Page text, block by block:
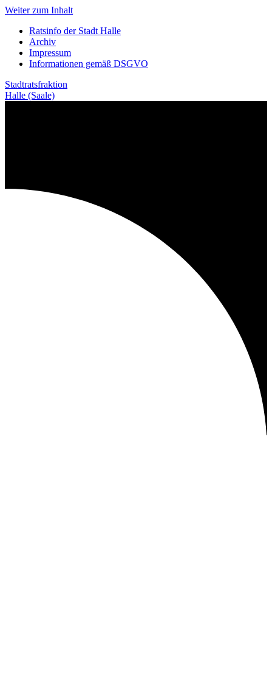
Weiter zum Inhalt
Ratsinfo der Stadt Halle
Archiv
Impressum
Informationen gemäß DSGVO
Stadtratsfraktion
Halle (Saale)